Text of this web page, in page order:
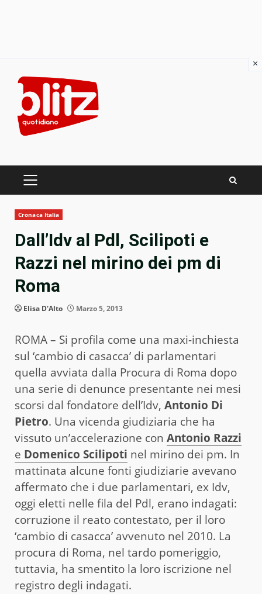
content
PRIMARY
Cronaca Italia
Dall’Idv al Pdl, Scilipoti e
Razzi nel mirino dei pm di
Roma
Elisa D'Alto Marzo 5, 2013
ROMA – Si profila come una maxi-inchiesta
sul ‘cambio di casacca’ di parlamentari
quella avviata dalla Procura di Roma dopo
una serie di denunce presentante nei mesi
scorsi dal fondatore dell’Idv, Antonio Di
Pietro. Una vicenda giudiziaria che ha
vissuto un’accelerazione con Antonio Razzi
e Domenico Scilipoti nel mirino dei pm. In
mattinata alcune fonti giudiziarie avevano
affermato che i due parlamentari, ex Idv,
oggi eletti nelle fila del Pdl, erano indagati:
corruzione il reato contestato, per il loro
‘cambio di casacca’ avvenuto nel 2010. La
procura di Roma, nel tardo pomeriggio,
tuttavia, ha smentito la loro iscrizione nel
registro degli indagati.
×